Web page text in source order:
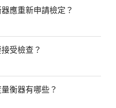
應重新申請檢定？
受檢查？
衡器有哪些？